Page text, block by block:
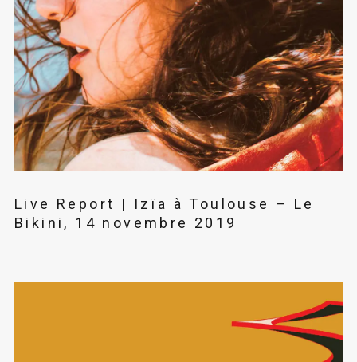
Live Report | Izïa à Toulouse – Le
Bikini, 14 novembre 2019